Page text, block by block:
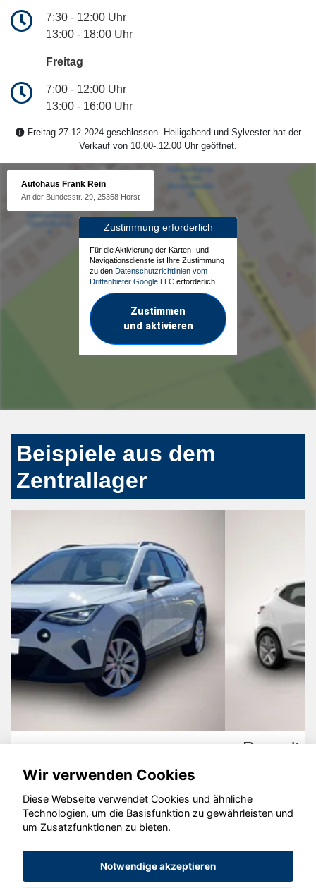
7:30 - 12:00 Uhr
13:00 - 18:00 Uhr
Freitag
7:00 - 12:00 Uhr
13:00 - 16:00 Uhr
Freitag 27.12.2024 geschlossen. Heiligabend und Sylvester hat der
Verkauf von 10.00-.12.00 Uhr geöffnet.
Autohaus Frank Rein
An der Bundesstr. 29, 25358 Horst
Zustimmung erforderlich
Für die Aktivierung der Karten- und
Navigationsdienste ist Ihre Zustimmung
zu den Datenschutzrichtlinien vom
Drittanbieter Google LLC erforderlich.
Zustimmen
und aktivieren
Beispiele aus dem
Zentrallager
© konjunkturmotor.de GmbH 2020 - 2026
Wir verwenden Cookies
Diese Webseite verwendet Cookies und ähnliche
Technologien, um die Basisfunktion zu gewährleisten und
um Zusatzfunktionen zu bieten.
Notwendige akzeptieren